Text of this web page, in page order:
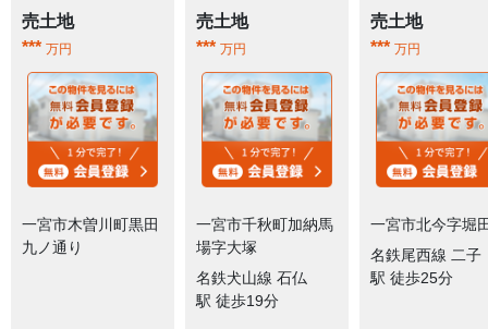
売土地
*** 万円
一宮市木曽川町黒田
九ノ通り
売土地
*** 万円
一宮市千秋町加納馬
場字大塚
名鉄犬山線 石仏
駅 徒歩19分
売土地
*** 万円
一宮市北今字堀
名鉄尾西線 二子
駅 徒歩25分